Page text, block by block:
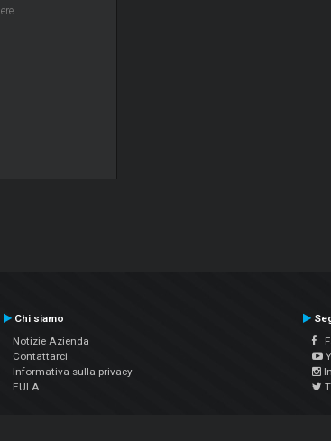
Chi siamo
Notizie Azienda
Contattarci
Informativa sulla privacy
EULA